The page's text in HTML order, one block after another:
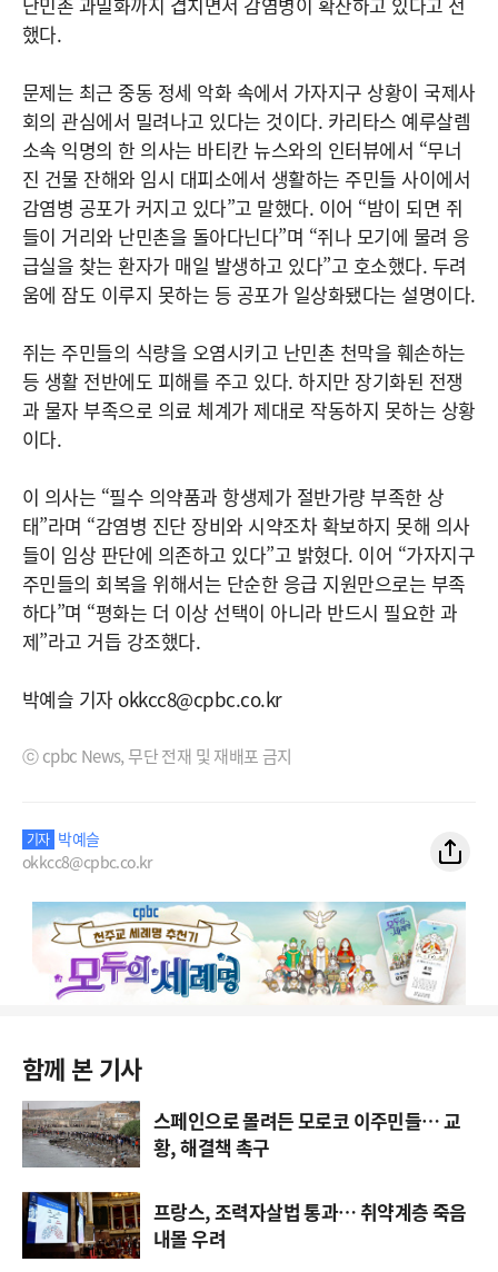
했다.
문제는 최근 중동 정세 악화 속에서 가자지구 상황이 국제사
회의 관심에서 밀려나고 있다는 것이다. 카리타스 예루살렘
소속 익명의 한 의사는 바티칸 뉴스와의 인터뷰에서 “무너
진 건물 잔해와 임시 대피소에서 생활하는 주민들 사이에서
감염병 공포가 커지고 있다”고 말했다. 이어 “밤이 되면 쥐
들이 거리와 난민촌을 돌아다닌다”며 “쥐나 모기에 물려 응
급실을 찾는 환자가 매일 발생하고 있다”고 호소했다. 두려
움에 잠도 이루지 못하는 등 공포가 일상화됐다는 설명이다.
쥐는 주민들의 식량을 오염시키고 난민촌 천막을 훼손하는
등 생활 전반에도 피해를 주고 있다. 하지만 장기화된 전쟁
과 물자 부족으로 의료 체계가 제대로 작동하지 못하는 상황
이다.
이 의사는 “필수 의약품과 항생제가 절반가량 부족한 상
태”라며 “감염병 진단 장비와 시약조차 확보하지 못해 의사
들이 임상 판단에 의존하고 있다”고 밝혔다. 이어 “가자지구
주민들의 회복을 위해서는 단순한 응급 지원만으로는 부족
하다”며 “평화는 더 이상 선택이 아니라 반드시 필요한 과
제”라고 거듭 강조했다.
박예슬 기자 okkcc8@cpbc.co.kr
ⓒ cpbc News, 무단 전재 및 재배포 금지
기자 박예슬
okkcc8@cpbc.co.kr
함께 본 기사
스페인으로 몰려든 모로코 이주민들… 교
황, 해결책 촉구
프랑스, 조력자살법 통과… 취약계층 죽음
내몰 우려